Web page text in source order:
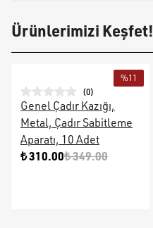
Ürünlerimizi Keşfet!
%11
(0)
Genel Çadır Kazığı,
Metal, Çadır Sabitleme
Aparatı, 10 Adet
₺ 310.00₺ 349.00